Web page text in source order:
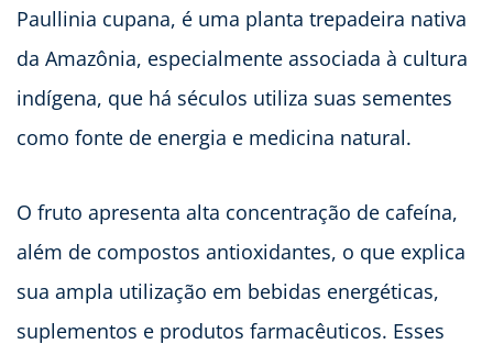
Paullinia cupana, é uma planta trepadeira nativa
da Amazônia, especialmente associada à cultura
indígena, que há séculos utiliza suas sementes
como fonte de energia e medicina natural.
O fruto apresenta alta concentração de cafeína,
além de compostos antioxidantes, o que explica
sua ampla utilização em bebidas energéticas,
suplementos e produtos farmacêuticos. Esses